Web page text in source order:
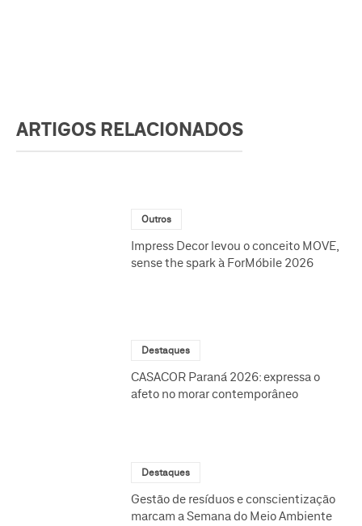
ARTIGOS RELACIONADOS
Outros
Impress Decor levou o conceito MOVE,
sense the spark à ForMóbile 2026
Destaques
CASACOR Paraná 2026: expressa o
afeto no morar contemporâneo
Destaques
Gestão de resíduos e conscientização
marcam a Semana do Meio Ambiente